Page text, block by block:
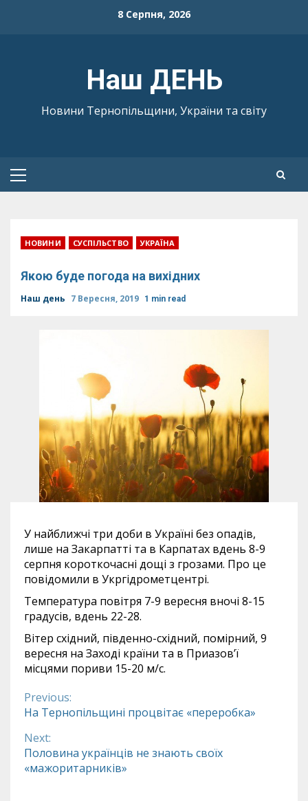
8 Серпня, 2026
Наш ДЕНЬ
Новини Тернопільщини, України та світу
Primary
НОВИНИ СУСПІЛЬСТВО УКРАЇНА
Якою буде погода на вихідних
Наш день 7 Вересня, 2019 1 min read
У найближчі три доби в Україні без опадів,
лише на Закарпатті та в Карпатах вдень 8-9
серпня короткочасні дощі з грозами. Про це
повідомили в Укргідрометцентрі.
Температура повітря 7-9 вересня вночі 8-15
градусів, вдень 22-28.
Вітер східний, південно-східний, помірний, 9
вересня на Заході країни та в Приазов’ї
місцями пориви 15-20 м/с.
Continue
Reading
Previous:
На Тернопільщині процвітає «переробка»
Next:
Половина українців не знають своїх
«мажоритарників»